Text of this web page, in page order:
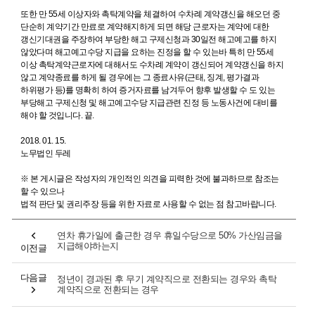
또한 만 55세 이상자와 촉탁계약을 체결하여 수차례 계약갱신을 해오던 중
단순히 계약기간 만료로 계약해지하게 되면 해당 근로자는 계약에 대한
갱신기대권을 주장하여 부당한 해고 구제신청과 30일전 해고예고를 하지
않았다며 해고예고수당 지급을 요하는 진정을 할 수 있는바 특히 만 55세
이상 촉탁계약근로자에 대해서도 수차례 계약이 갱신되어 계약갱신을 하지
않고 계약종료를 하게 될 경우에는 그 종료사유(근태, 징계, 평가결과
하위평가 등)를 명확히 하여 증거자료를 남겨두어 향후 발생할 수 도 있는
부당해고 구제신청 및 해고예고수당 지급관련 진정 등 노동사건에 대비를
해야 할 것입니다. 끝.
2018. 01. 15.
노무법인 두레
※ 본 게시글은 작성자의 개인적인 의견을 피력한 것에 불과하므로 참조는
할 수 있으나
법적 판단 및 권리주장 등을 위한 자료로 사용할 수 없는 점 참고바랍니다.
이전글
연차 휴가일에 출근한 경우 휴일수당으로 50% 가산임금을
지급해야하는지
다음글
정년이 경과된 후 무기 계약직으로 전환되는 경우와 촉탁
계약직으로 전환되는 경우